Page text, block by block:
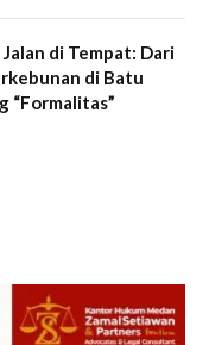
di Tempat: Dari
di Batu
“Formalitas”